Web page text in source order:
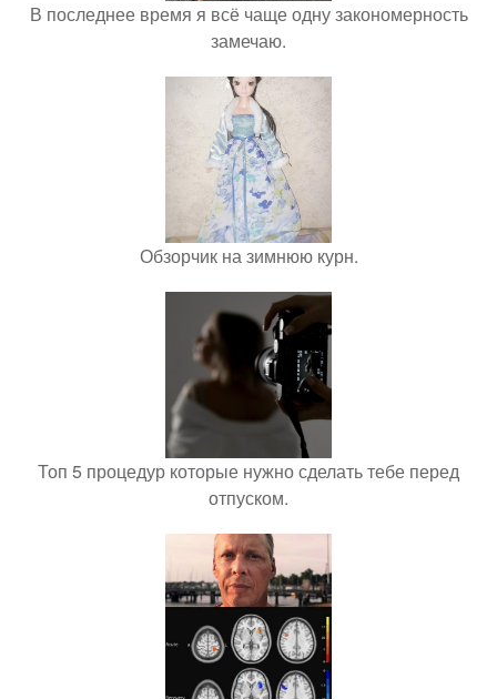
В последнее время я всё чаще одну закономерность
замечаю.
Обзорчик на зимнюю курн.
Топ 5 процедур которые нужно сделать тебе перед
отпуском.